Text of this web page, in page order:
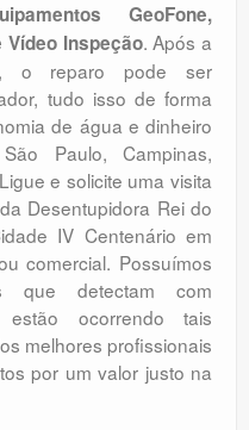
GeoFone,
Inspeção. Após a
o reparo pode ser
tudo isso de forma
de água e dinheiro
Paulo, Campinas,
e solicite uma visita
Desentupidora Rei do
IV Centenário em
comercial. Possuímos
que detectam com
ocorrendo tais
melhores profissionais
por um valor justo na